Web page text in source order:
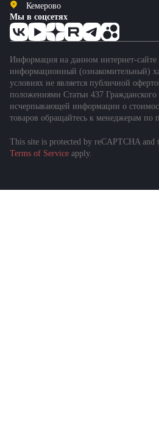
Кемерово
Мы в соцсетях
Информация на данном интернет-сайте
информационный (ознакомительный)
условиях не является публичной
положениями Статьи 437
исчерпывающей информации о
товаров обращайтесь к менеджерам по
This site is protected by reCAPTCHA and
Terms of Service apply.
Подобрать спецтехнику
за 1 минуту